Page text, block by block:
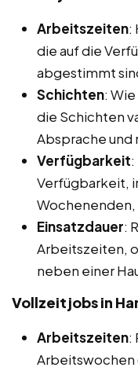
Arbeitszeiten:
die auf die
abgestimmt
Schichten:
die Schichten
Absprache und
Verfügbarkeit
Verfügbarkeit,
Einsatzdauer:
Arbeitszeiten,
neben einer
Vollzeitjobs in
Arbeitszeiten:
Arbeitswochen